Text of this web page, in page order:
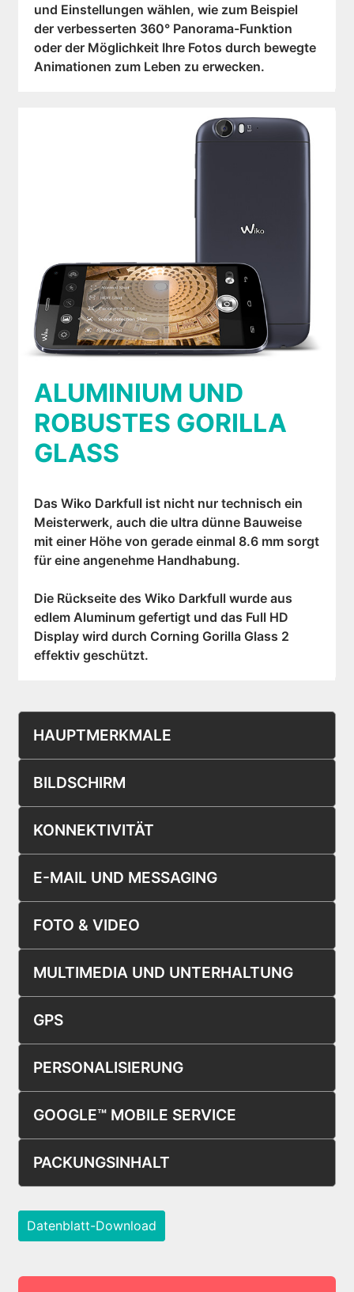
und Einstellungen wählen, wie zum Beispiel
der verbesserten 360° Panorama-Funktion
oder der Möglichkeit Ihre Fotos durch bewegte
Animationen zum Leben zu erwecken.
ALUMINIUM UND
ROBUSTES GORILLA
GLASS
Das Wiko Darkfull ist nicht nur technisch ein
Meisterwerk, auch die ultra dünne Bauweise
mit einer Höhe von gerade einmal 8.6 mm sorgt
für eine angenehme Handhabung.
Die Rückseite des Wiko Darkfull wurde aus
edlem Aluminum gefertigt und das Full HD
Display wird durch Corning Gorilla Glass 2
effektiv geschützt.
HAUPTMERKMALE
BILDSCHIRM
KONNEKTIVITÄT
E-MAIL UND MESSAGING
FOTO & VIDEO
MULTIMEDIA UND UNTERHALTUNG
GPS
PERSONALISIERUNG
GOOGLE™ MOBILE SERVICE
PACKUNGSINHALT
Datenblatt-Download